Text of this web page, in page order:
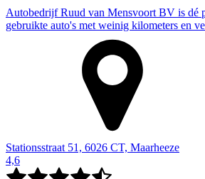
Autobedrijf Ruud van Mensvoort BV is dé
gebruikte auto's met weinig kilometers en
Stationsstraat 51, 6026 CT, Maarheeze
4,6